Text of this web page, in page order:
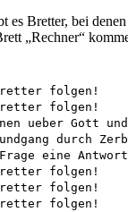
Bretter, bei
„Rechner“
folgen!
Bretter folgen!
ueber Gott
durch
Frage eine
folgen!
folgen!
folgen!